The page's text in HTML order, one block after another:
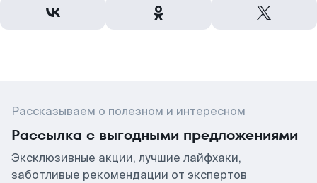
Рассказываем о полезном и интересном
Рассылка с выгодными предложениями
Эксклюзивные акции, лучшие лайфхаки,
заботливые рекомендации от экспертов